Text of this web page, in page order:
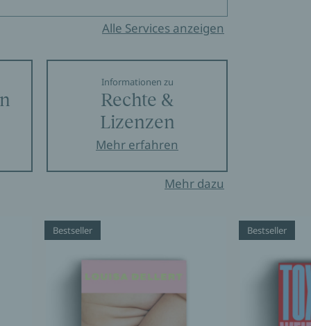
Alle Services anzeigen
Informationen zu
Rechte &
Lizenzen
Mehr erfahren
Mehr dazu
Bestseller Bestseller